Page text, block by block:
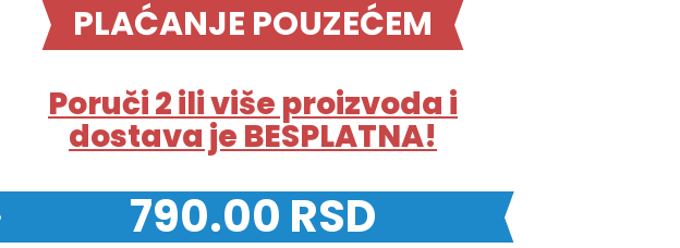
PLAĆANJE POUZEĆEM
Poruči 2 ili više proizvoda i
dostava je BESPLATNA!
790.00 RSD